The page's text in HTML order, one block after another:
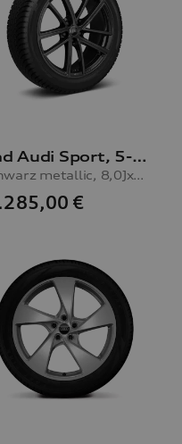
Rad Audi Sport, 5-Doppelspeichen mit RS-Schriftzug
schwarz metallic, 8,0Jx20, Winterreifen 255/45 R20 105V XL, rechts
€